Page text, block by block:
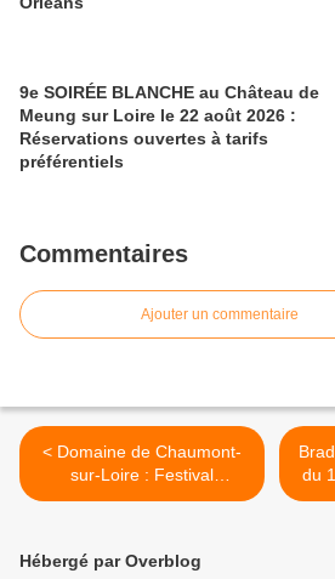
9e SOIRÉE BLANCHE au Château de
Meung sur Loire le 22 août 2026 :
Réservations ouvertes à tarifs
préférentiels
Commentaires
Ajouter un commentaire
< Domaine de Chaumont-
sur-Loire : Festival
international des Jardins
au 1er NOVEMBRE
du
Hébergé par Overblog